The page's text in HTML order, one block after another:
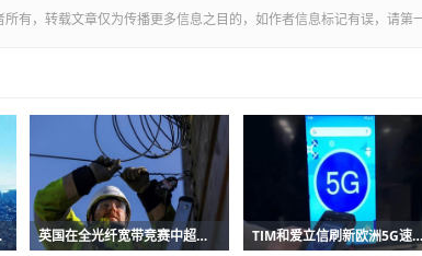
有，转载文章仅为传播更多信息之目的，如作者信息标记有误，请第
推迟 英国在全光纤宽带竞赛中超越欧洲竞争对手 TIM和爱立信刷新欧洲5G速度新纪录